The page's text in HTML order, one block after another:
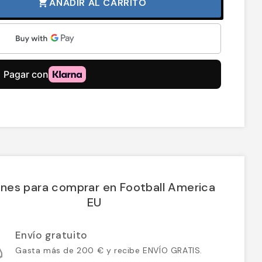
shopping_cartAÑADIR AL CARRITO
para comprar en Football America
EU
Envío gratuito
Gasta más de 200 € y recibe ENVÍO GRATIS.